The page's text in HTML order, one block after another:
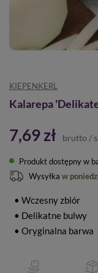
KIEPENKERL
Kalarepa
7,69 zł brutto /
Produkt dostępny w
Wysyłka w
• Wczesny zbiór
• Delikatne bulwy
• Oryginalna barwa